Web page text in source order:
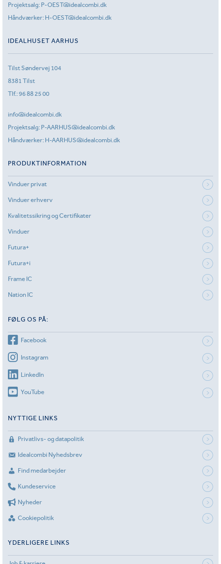
Projektsalg: P-OEST@idealcombi.dk
Håndværker: H-OEST@idealcombi.dk
IDEALHUSET AARHUS
Tilst Søndervej 104
8381 Tilst
Tlf.:96 88 25 00
info@idealcombi.dk
Projektsalg: P-AARHUS@idealcombi.dk
Håndværker: H-AARHUS@idealcombi.dk
PRODUKTINFORMATION
Vinduer privat
Vinduer erhverv
Kvalitetssikring og Certifikater
Vinduer
Futura+
Futura+i
Frame IC
Nation IC
FØLG OS PÅ:
Facebook
Instagram
LinkedIn
YouTube
NYTTIGE LINKS
Privatlivs- og datapolitik
Idealcombi Nyhedsbrev
Find medarbejder
Kundeservice
Nyheder
Cookiepolitik
YDERLIGERE LINKS